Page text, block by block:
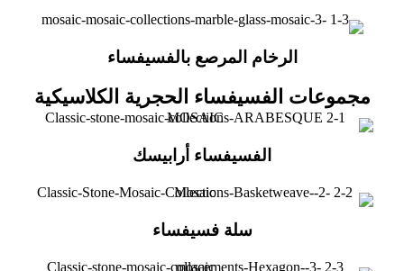
الرخام المرصع بالفسيفساء
مجموعات الفسيفساء الحجرية الكلاسيكية
الفسيفساء أرابيسك
سلة فسيفساء